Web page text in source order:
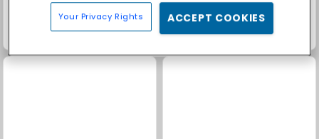
Farm Merge Valley
Your Privacy Rights ACCEPT COOKIES